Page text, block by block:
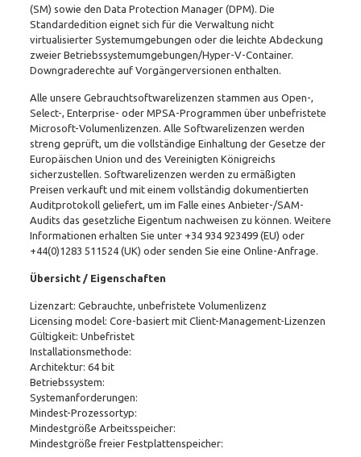
(SM) sowie den Data Protection Manager (DPM). Die
Standardedition eignet sich für die Verwaltung nicht
virtualisierter Systemumgebungen oder die leichte Abdeckung
zweier Betriebssystemumgebungen/Hyper-V-Container.
Downgraderechte auf Vorgängerversionen enthalten.
Alle unsere Gebrauchtsoftwarelizenzen stammen aus Open-,
Select-, Enterprise- oder MPSA-Programmen über unbefristete
Microsoft-Volumenlizenzen. Alle Softwarelizenzen werden
streng geprüft, um die vollständige Einhaltung der Gesetze der
Europäischen Union und des Vereinigten Königreichs
sicherzustellen. Softwarelizenzen werden zu ermäßigten
Preisen verkauft und mit einem vollständig dokumentierten
Auditprotokoll geliefert, um im Falle eines Anbieter-/SAM-
Audits das gesetzliche Eigentum nachweisen zu können. Weitere
Informationen erhalten Sie unter +34 934 923499(EU) oder
+44(0)1283 511524(UK) oder senden Sie eine Online-Anfrage.
Übersicht / Eigenschaften
Lizenzart: Gebrauchte, unbefristete Volumenlizenz
Licensing model: Core-basiert mit Client-Management-Lizenzen
Gültigkeit: Unbefristet
Installationsmethode:
Architektur: 64 bit
Betriebssystem:
Systemanforderungen:
Mindest-Prozessortyp:
Mindestgröße Arbeitsspeicher:
Mindestgröße freier Festplattenspeicher: